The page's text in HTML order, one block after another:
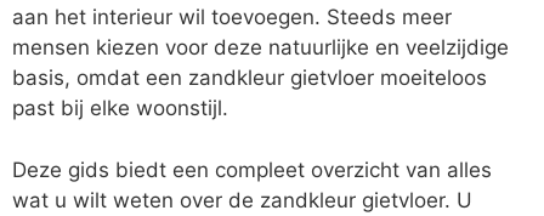
aan het interieur wil toevoegen. Steeds meer
mensen kiezen voor deze natuurlijke en veelzijdige
basis, omdat een zandkleur gietvloer moeiteloos
past bij elke woonstijl.
Deze gids biedt een compleet overzicht van alles
wat u wilt weten over de zandkleur gietvloer. U